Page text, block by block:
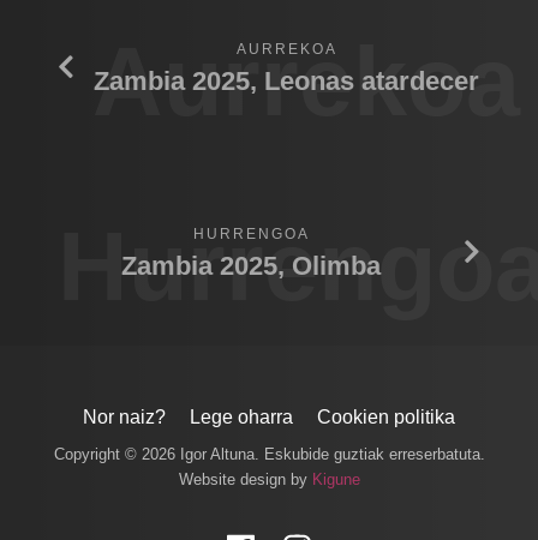
Aurrekoa
AURREKOA
Zambia 2025, Leonas atardecer
HURRENGOA
Zambia 2025, Olimba
Nor naiz? Lege oharra Cookien politika
Copyright © 2026 Igor Altuna. Eskubide guztiak erreserbatuta.
Website design by Kigune